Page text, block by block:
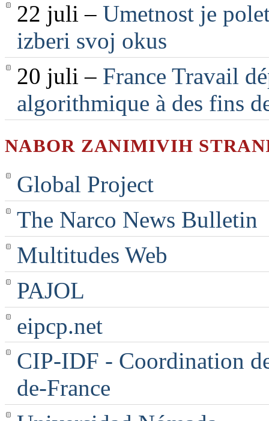
22 juli – Umetnost je
izberi svoj okus
20 juli – France Travail
algorithmique à des fins
NABOR ZANIMIVIH
Global Project
The Narco News Bulletin
Multitudes Web
PAJOL
eipcp.net
CIP-IDF - Coordination
de-France